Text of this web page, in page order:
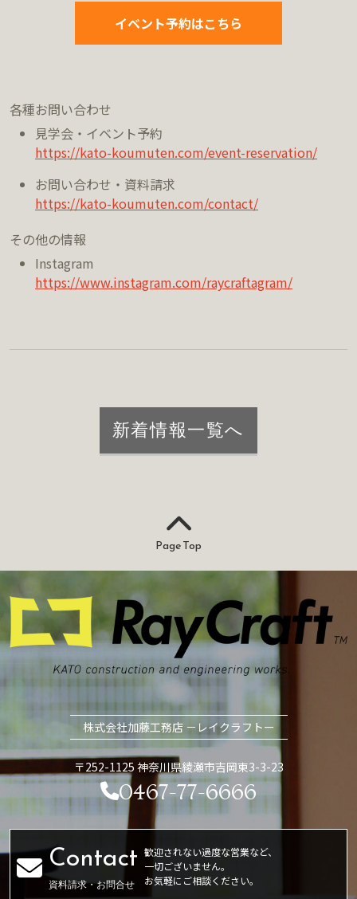
イベント予約はこちら
各種お問い合わせ
見学会・イベント予約
https://kato-koumuten.com/event-reservation/
お問い合わせ・資料請求
https://kato-koumuten.com/contact/
その他の情報
Instagram
https://www.instagram.com/raycraftagram/
新着情報一覧へ
Page Top
株式会社加藤工務店 －レイクラフトー
〒252-1125 神奈川県綾瀬市吉岡東3-3-23
0467-77-6666
資料請求・お問合せ
歓迎されない過度な営業など、
一切ございません。
お気軽にご相談ください。